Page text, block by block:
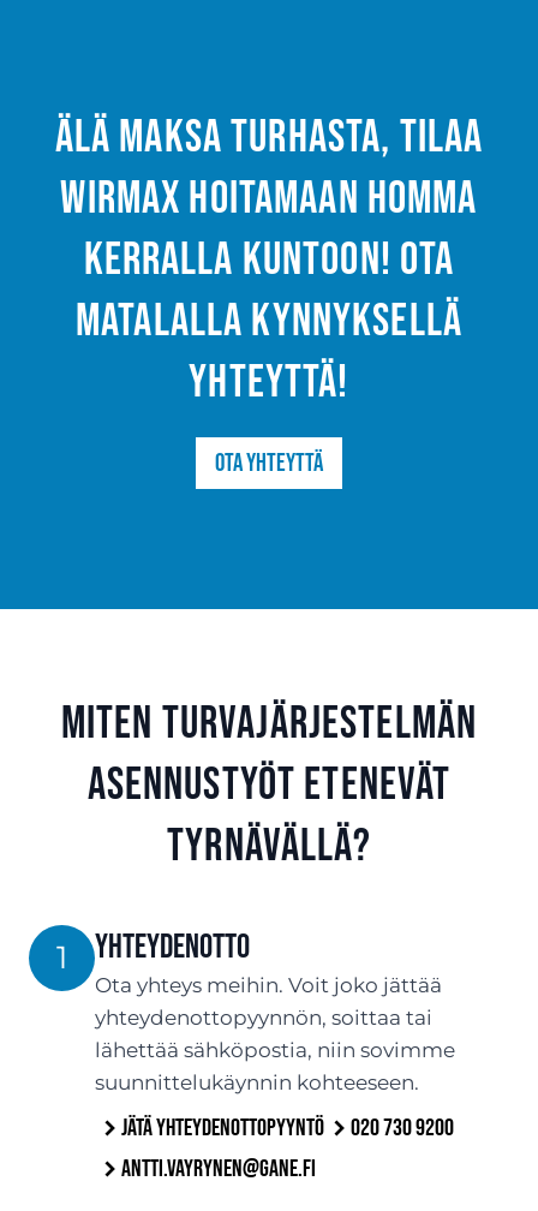
Älä maksa turhasta, tilaa
Wirmax hoitamaan homma
kerralla kuntoon! Ota
matalalla kynnyksellä
yhteyttä!
Ota yhteyttä
Miten turvajärjestelmän
asennustyöt etenevät
Tyrnävällä?
1 Yhteydenotto
Ota yhteys meihin. Voit joko jättää
yhteydenottopyynnön, soittaa tai
lähettää sähköpostia, niin sovimme
suunnittelukäynnin kohteeseen.
Jätä yhteydenottopyyntö
020 730 9200
antti.vayrynen@gane.fi